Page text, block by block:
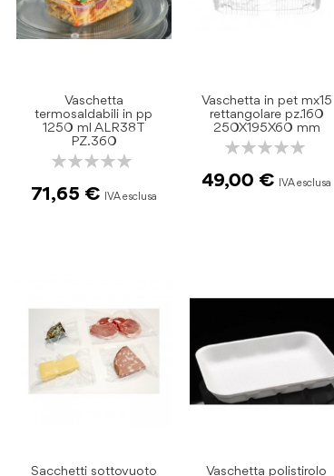
Vaschetta
termosaldabili in pp
1250 ml ALR38T
PZ.360
Rating:
71,65 €
Vaschetta in pet mx15
rettangolare pz.160
250X195X60 mm
Rating:
49,00 €
Sacchetti sottovuoto
Vaschetta polistirolo